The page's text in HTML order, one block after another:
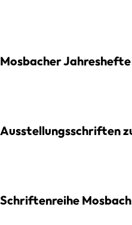
Mosbacher Jahreshefte
Ausstellungsschriften
Schriftenreihe